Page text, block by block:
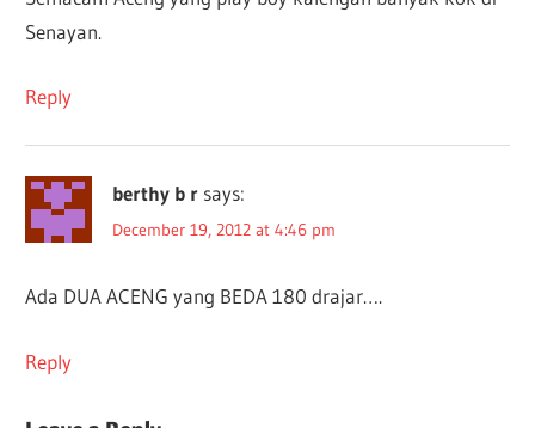
Senayan.
Reply
berthy b r says:
December 19, 2012 at 4:46 pm
Ada DUA ACENG yang BEDA 180 drajar….
Reply